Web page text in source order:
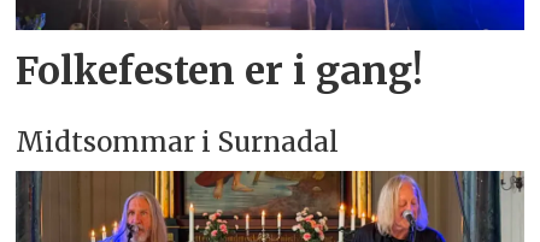
Folkefesten er i gang!
Midtsommar i Surnadal